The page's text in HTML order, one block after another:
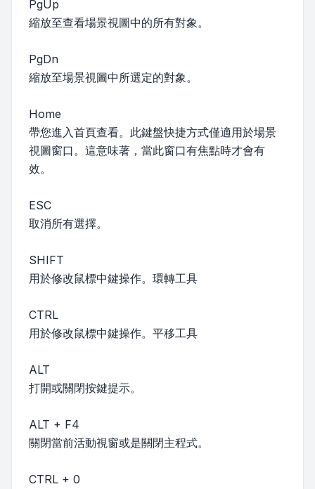
PgUp
縮放至查看場景視圖中的所有對象。
PgDn
縮放至場景視圖中所選定的對象。
Home
帶您進入首頁查看。此鍵盤快捷方式僅適用於場景
視圖窗口。這意味著，當此窗口有焦點時才會有
效。
ESC
取消所有選擇。
SHIFT
用於修改鼠標中鍵操作。環轉工具
CTRL
用於修改鼠標中鍵操作。平移工具
ALT
打開或關閉按鍵提示。
ALT + F4
關閉當前活動視窗或是關閉主程式。
CTRL + 0